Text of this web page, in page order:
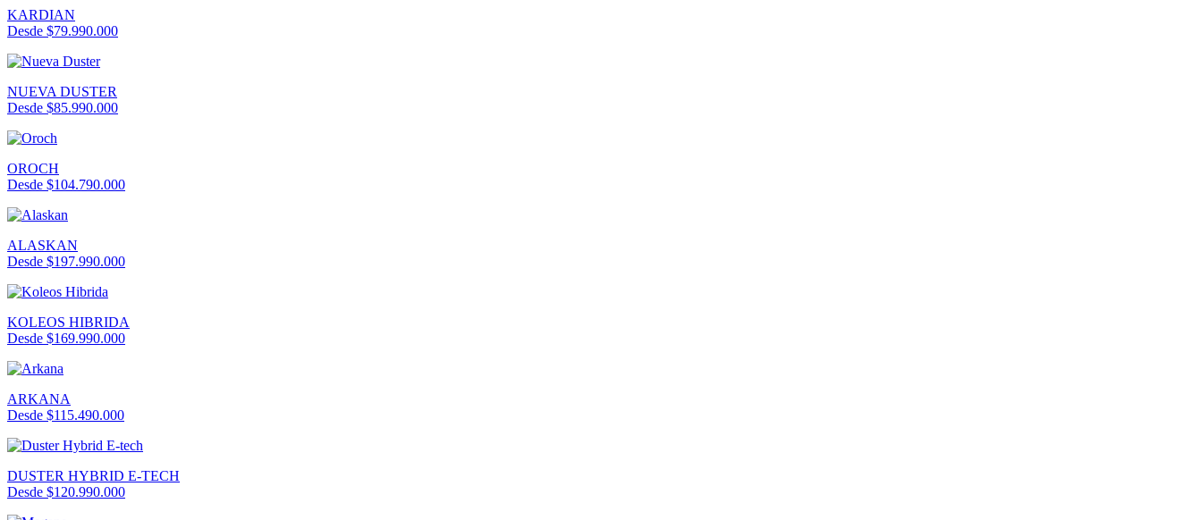
KARDIAN
Desde $79.990.000
NUEVA DUSTER
Desde $85.990.000
OROCH
Desde $104.790.000
ALASKAN
Desde $197.990.000
KOLEOS HIBRIDA
Desde $169.990.000
ARKANA
Desde $115.490.000
DUSTER HYBRID E-TECH
Desde $120.990.000